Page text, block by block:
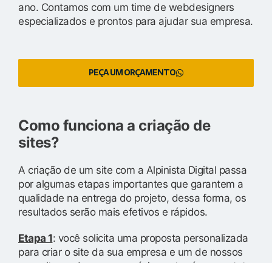
ano. Contamos com um time de webdesigners
especializados e prontos para ajudar sua empresa.
PEÇA UM ORÇAMENTO
Como funciona a criação de
sites?
A criação de um site com a Alpinista Digital passa
por algumas etapas importantes que garantem a
qualidade na entrega do projeto, dessa forma, os
resultados serão mais efetivos e rápidos.
Etapa 1: você solicita uma proposta personalizada
para criar o site da sua empresa e um de nossos